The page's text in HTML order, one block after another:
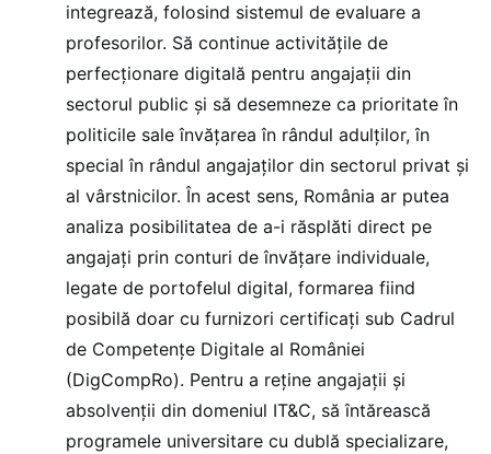
integrează, folosind sistemul de evaluare a
profesorilor. Să continue activitățile de
perfecționare digitală pentru angajații din
sectorul public și să desemneze ca prioritate în
politicile sale învățarea în rândul adulților, în
special în rândul angajaților din sectorul privat și
al vârstnicilor. În acest sens, România ar putea
analiza posibilitatea de a-i răsplăti direct pe
angajați prin conturi de învățare individuale,
legate de portofelul digital, formarea fiind
posibilă doar cu furnizori certificați sub Cadrul
de Competențe Digitale al României
(DigCompRo). Pentru a reține angajații și
absolvenții din domeniul IT&C, să întărească
programele universitare cu dublă specializare,